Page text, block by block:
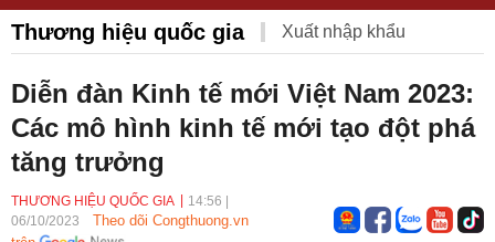
Thương hiệu quốc gia Xuất nhập khẩu
Phòng vệ thương mại
Xuất xứ hàng hóa Xúc tiến thương mại
Thương mại điện tử
Diễn đàn Kinh tế mới Việt Nam 2023:
Các mô hình kinh tế mới tạo đột phá
tăng trưởng
THƯƠNG HIỆU QUỐC GIA 14:56
06/10/2023
Theo dõi Congthuong.vn